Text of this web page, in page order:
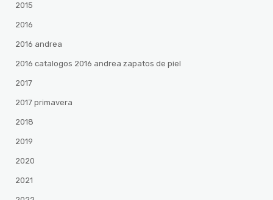
2015
2016
2016 andrea
2016 catalogos 2016 andrea zapatos de piel
2017
2017 primavera
2018
2019
2020
2021